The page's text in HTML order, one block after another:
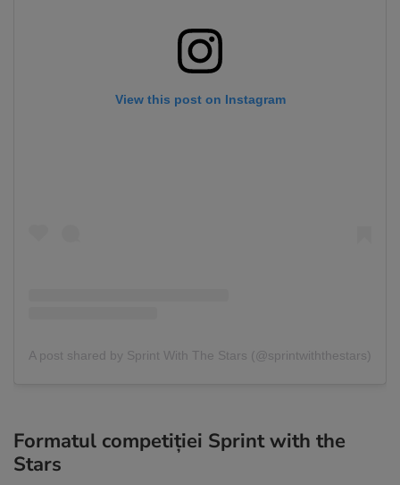
View this post on Instagram
A post shared by Sprint With The Stars (@sprintwiththestars)
Formatul competiției Sprint with the
Stars